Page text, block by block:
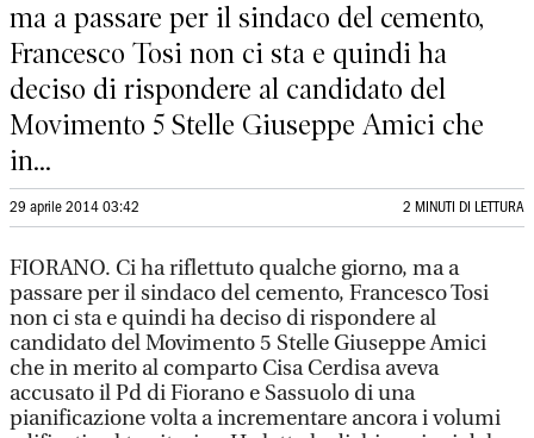
ma a passare per il sindaco del cemento,
Francesco Tosi non ci sta e quindi ha
deciso di rispondere al candidato del
Movimento 5 Stelle Giuseppe Amici che
in...
29 aprile 2014 03:42 2 MINUTI DI LETTURA
FIORANO. Ci ha riflettuto qualche giorno, ma a
passare per il sindaco del cemento, Francesco Tosi
non ci sta e quindi ha deciso di rispondere al
candidato del Movimento 5 Stelle Giuseppe Amici
che in merito al comparto Cisa Cerdisa aveva
accusato il Pd di Fiorano e Sassuolo di una
pianificazione volta a incrementare ancora i volumi